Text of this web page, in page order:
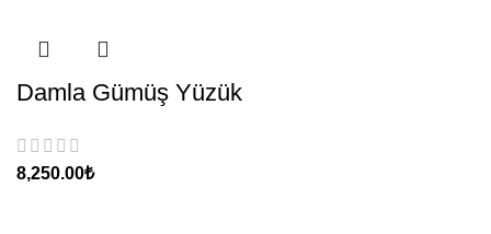
Damla Gümüş Yüzük
₺